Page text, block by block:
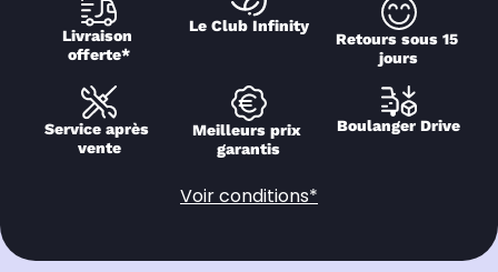
Livraison
offerte*
Le Club Infinity
Retours sous 15
jours
Service après
vente
Meilleurs prix
garantis
Boulanger Drive
Voir conditions*